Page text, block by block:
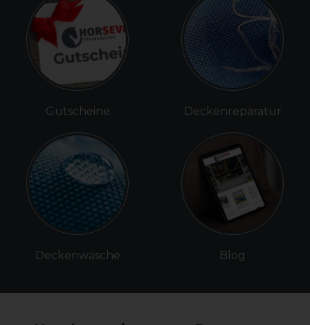
Gutscheine
Deckenwäsche
Deckenreparatur
Blog